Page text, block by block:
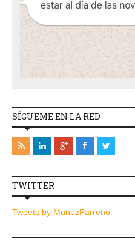
SÍGUEME EN LA RED
TWITTER
Tweets by MunozParreno